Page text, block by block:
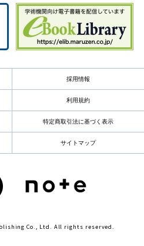
採用情報
利用規約
特定商取引法に基づく表示
サイトマップ
Co., Ltd. All rights reserved.